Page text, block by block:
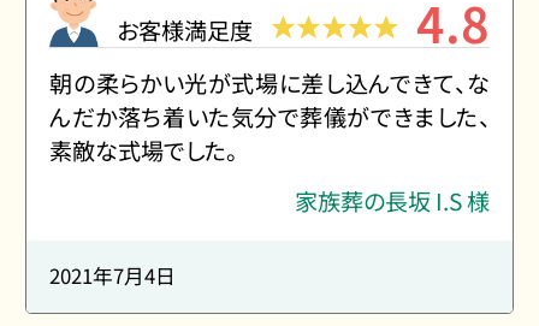
お客様満足度 4.8
朝の柔らかい光が式場に差し込んできて、な
んだか落ち着いた気分で葬儀ができました、
素敵な式場でした。
家族葬の長坂 I.S 様
2021年7月4日